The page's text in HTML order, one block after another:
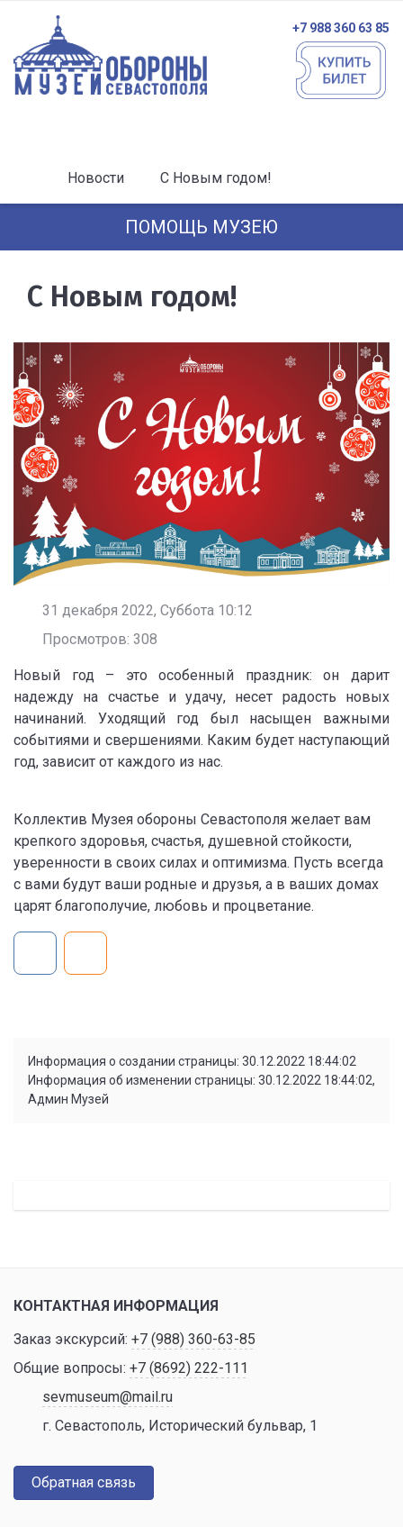
+7 988 360 63 85
Новости С Новым годом!
ПОМОЩЬ МУЗЕЮ
С Новым годом!
31 декабря 2022, Суббота 10:12
Просмотров: 308
Новый год – это особенный праздник: он дарит
надежду на счастье и удачу, несет радость новых
начинаний. Уходящий год был насыщен важными
событиями и свершениями. Каким будет наступающий
год, зависит от каждого из нас.
Коллектив Музея обороны Севастополя желает вам
крепкого здоровья, счастья, душевной стойкости,
уверенности в своих силах и оптимизма. Пусть всегда
с вами будут ваши родные и друзья, а в ваших домах
царят благополучие, любовь и процветание.
Информация о создании страницы: 30.12.2022 18:44:02
Информация об изменении страницы: 30.12.2022 18:44:02,
Админ Музей
КОНТАКТНАЯ ИНФОРМАЦИЯ
Заказ экскурсий: +7 (988) 360-63-85
Общие вопросы: +7 (8692) 222-111
sevmuseum@mail.ru
г. Севастополь, Исторический бульвар, 1
Обратная связь